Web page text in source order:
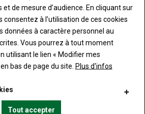
n'êtes pas abonné(e)
UN COMPTE
formule et créez votre
accéder à tout Terre de
Créez un compte
de mesure d’audience. En cliquant sur
consentez à l’utilisation de ces cookies
données à caractère personnel au
Vous pourrez à tout moment
utilisant le lien « Modifier mes
bas de page du site. Plus d'infos
Tout accepter